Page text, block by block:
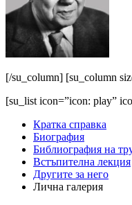
[/su_column] [su_column
[su_list icon=”icon: play”
Кратка справка
Биография
Библиография на
Встъпителна лекция
Другите за него
Лична галерия